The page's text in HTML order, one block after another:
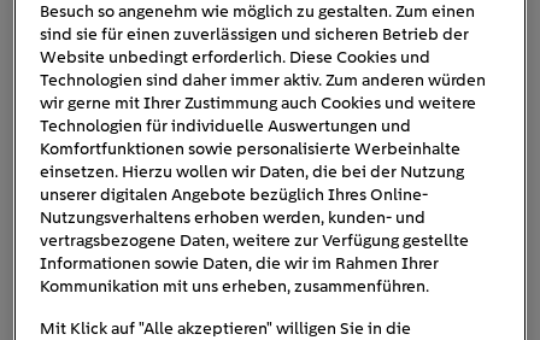
nissan-surf-out
Besuch so angenehm wie möglich zu gestalten. Zum einen
sind sie für einen zuverlässigen und sicheren Betrieb der
Website unbedingt erforderlich. Diese Cookies und
Technologien sind daher immer aktiv. Zum anderen würden
wir gerne mit Ihrer Zustimmung auch Cookies und weitere
Technologien für individuelle Auswertungen und
Komfortfunktionen sowie personalisierte Werbeinhalte
einsetzen. Hierzu wollen wir Daten, die bei der Nutzung
unserer digitalen Angebote bezüglich Ihres Online-
Nutzungsverhaltens erhoben werden, kunden- und
vertragsbezogene Daten, weitere zur Verfügung gestellte
Informationen sowie Daten, die wir im Rahmen Ihrer
Kommunikation mit uns erheben, zusammenführen.
Mit Klick auf "Alle akzeptieren" willigen Sie in die